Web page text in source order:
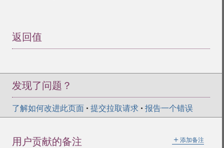
返回值
发现了问题？
了解如何改进此页面 • 提交拉取请求 • 报告一个错误
＋ 添加备注
用户贡献的备注